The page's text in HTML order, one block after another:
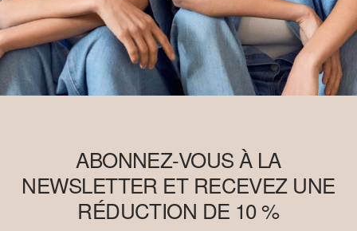
ABONNEZ-VOUS À LA
NEWSLETTER ET RECEVEZ UNE
RÉDUCTION DE 10 %